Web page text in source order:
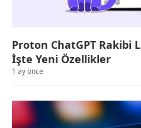
Proton ChatGPT Rakibi
İşte Yeni Özellikler
1 ay önce